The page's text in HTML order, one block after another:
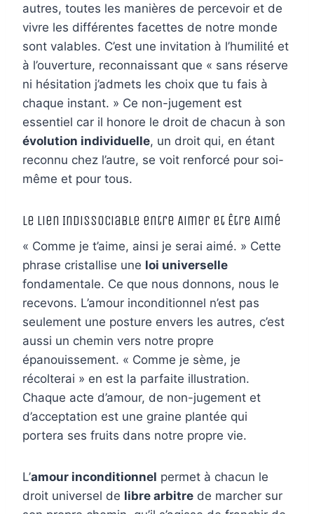
autres, toutes les manières de percevoir et de
vivre les différentes facettes de notre monde
sont valables. C’est une invitation à l’humilité et
à l’ouverture, reconnaissant que « sans réserve
ni hésitation j’admets les choix que tu fais à
chaque instant. » Ce non-jugement est
essentiel car il honore le droit de chacun à son
évolution individuelle, un droit qui, en étant
reconnu chez l’autre, se voit renforcé pour soi-
même et pour tous.
Le Lien Indissociable entre Aimer et Être Aimé
« Comme je t’aime, ainsi je serai aimé. » Cette
phrase cristallise une loi universelle
fondamentale. Ce que nous donnons, nous le
recevons. L’amour inconditionnel n’est pas
seulement une posture envers les autres, c’est
aussi un chemin vers notre propre
épanouissement. « Comme je sème, je
récolterai » en est la parfaite illustration.
Chaque acte d’amour, de non-jugement et
d’acceptation est une graine plantée qui
portera ses fruits dans notre propre vie.
L’amour inconditionnel permet à chacun le
droit universel de libre arbitre de marcher sur